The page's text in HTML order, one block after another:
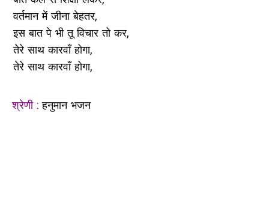
वर्तमान में जीना बेहतर,
इस बात पे भी तू विचार तो कर,
तेरे साथ कारवाँ होगा,
तेरे साथ कारवाँ होगा,
श्रेणी :हनुमान भजन